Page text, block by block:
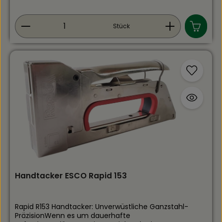
Produkt Anzahl: Gib den gewünschten Wert
Stück
Handtacker ESCO Rapid 153
Rapid R153 Handtacker: Unverwüstliche Ganzstahl-
PräzisionWenn es um dauerhafte